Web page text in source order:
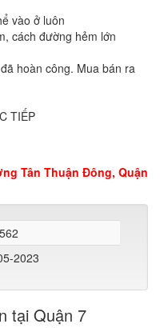
vào ở luôn
cách đường hẻm lớn
hoàn công. Mua bán ra
TIẾP
Tân Thuận Đông, Quận
2023
tại Quận 7